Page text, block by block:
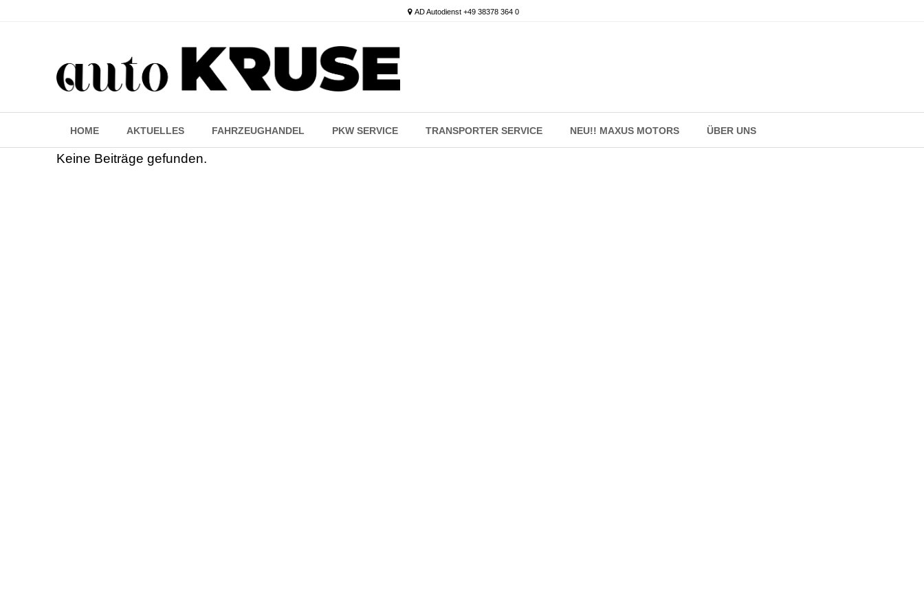
AD Autodienst +49 38378 364 0
HOME AKTUELLES FAHRZEUGHANDEL PKW SERVICE TRANSPORTER SERVICE NEU!! MAXUS MOTORS ÜBER UNS
Keine Beiträge gefunden.